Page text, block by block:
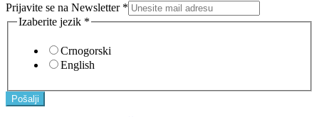
Prijavite se na Newsletter *
Izaberite jezik *
Crnogorski
English
Pošalji